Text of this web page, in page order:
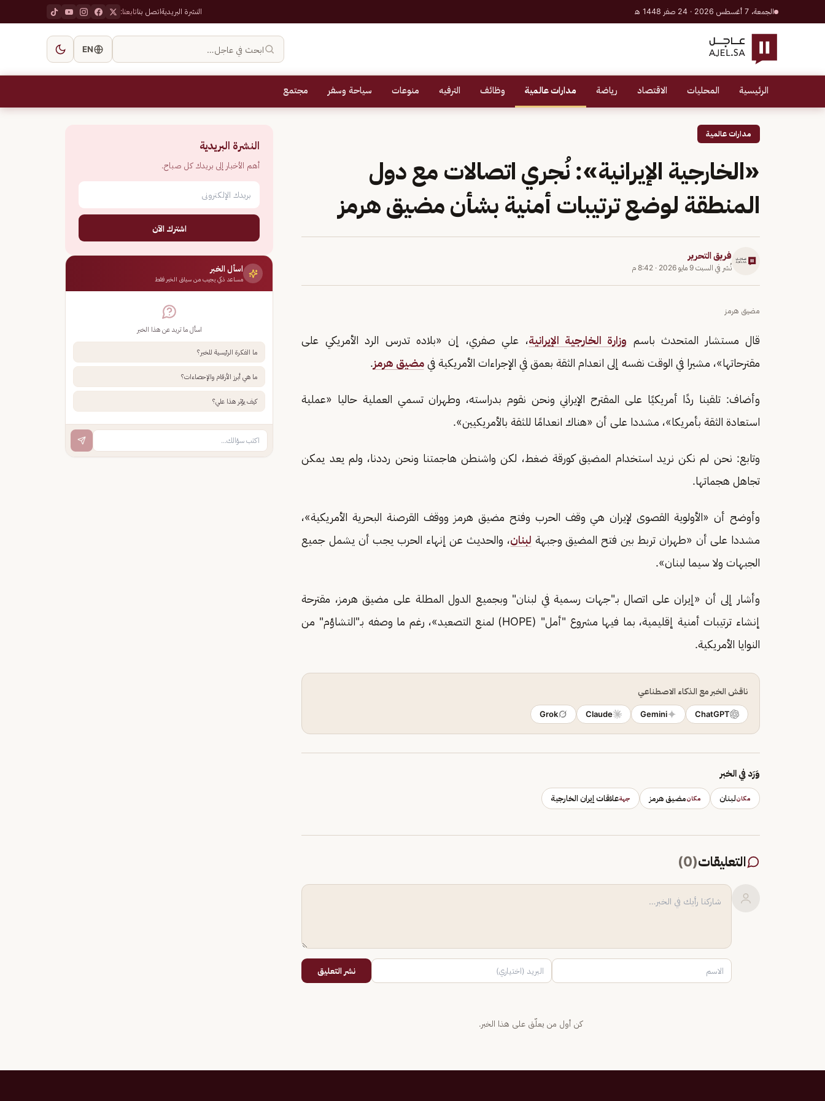
الجمعة، 7 أغسطس 2026 · 24 صفر 1448 هـ النشرة البريديةاتصل بناتابعنا:
ابحث في عاجل… EN
الرئيسية المحليات الاقتصاد رياضة مدارات عالمية وظائف الترفيه منوعات سياحة وسفر مجتمع
مدارات عالمية
«الخارجية الإيرانية»: نُجري اتصالات مع دول
المنطقة لوضع ترتيبات أمنية بشأن مضيق هرمز
فريق التحرير
نُشر في السبت 9 مايو 2026 · 8:42 م
مضيق هرمز
قال مستشار المتحدث باسم وزارة الخارجية الإيرانية، علي صفري، إن «بلاده تدرس الرد الأمريكي على
مقترحاتها»، مشيرا في الوقت نفسه إلى انعدام الثقة بعمق في الإجراءات الأمريكية في مضيق هرمز.
وأضاف: تلقينا ردًا أمريكيًا على المقترح الإيراني ونحن نقوم بدراسته، وطهران تسمي العملية حاليا «عملية
استعادة الثقة بأمريكا»، مشددا على أن «هناك انعدامًا للثقة بالأمريكيين».
وتابع: نحن لم نكن نريد استخدام المضيق كورقة ضغط، لكن واشنطن هاجمتنا ونحن رددنا، ولم يعد يمكن
تجاهل هجماتها.
وأوضح أن «الأولوية القصوى لإيران هي وقف الحرب وفتح مضيق هرمز ووقف القرصنة البحرية الأمريكية»،
مشددا على أن «طهران تربط بين فتح المضيق وجبهة لبنان، والحديث عن إنهاء الحرب يجب أن يشمل جميع
الجبهات ولا سيما لبنان».
وأشار إلى أن «إيران على اتصال بـ"جهات رسمية في لبنان" وبجميع الدول المطلة على مضيق هرمز، مقترحة
إنشاء ترتيبات أمنية إقليمية، بما فيها مشروع "أمل" (HOPE) لمنع التصعيد»، رغم ما وصفه بـ"التشاؤم" من
النوايا الأمريكية.
ناقش الخبر مع الذكاء الاصطناعي
ChatGPT
Gemini
Claude
Grok
وَرَد في الخبر
مكانلبنان مكانمضيق هرمز جهةعلاقات إيران الخارجية
التعليقات(
0
)
نشر التعليق
كن أول من يعلّق على هذا الخبر.
النشرة البريدية
أهم الأخبار إلى بريدك كل صباح.
اشترك الآن
اسأل الخبر
مساعد ذكي يجيب من سياق الخبر فقط
اسأل ما تريد عن هذا الخبر
ما الفكرة الرئيسية للخبر؟
ما هي أبرز الأرقام والإحصاءات؟
كيف يؤثر هذا علي؟